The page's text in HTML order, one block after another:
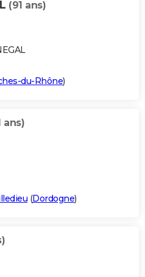
(91 ans)
du-Rhône)
ans)
(Dordogne)